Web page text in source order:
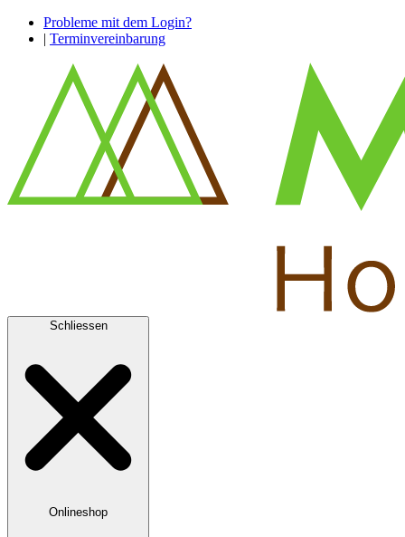
Probleme mit dem Login?
| Terminvereinbarung
Schliessen
Onlineshop